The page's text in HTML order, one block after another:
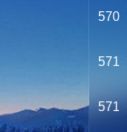
570
571
571